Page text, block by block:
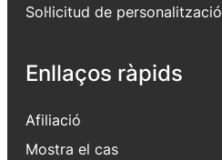
Sol·licitud de personalització
Enllaços ràpids
Afiliació
Mostra el cas